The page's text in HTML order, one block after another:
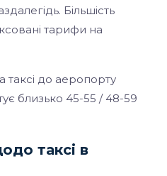
Більшість
тарифи на
таксі до аеропорту
близько 45-55 / 48-59
таксі в